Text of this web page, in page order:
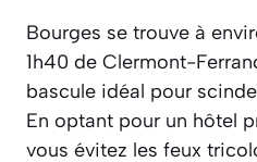
Bourges se trouve à
1h40 de Clermont-
bascule idéal pour
En optant pour un hôtel
vous évitez les feux